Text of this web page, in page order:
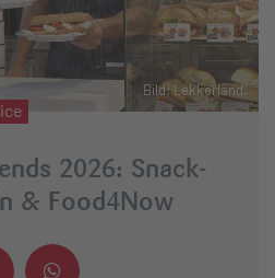
Bild: Lekkerland.
2026: Snack-
& Food4Now